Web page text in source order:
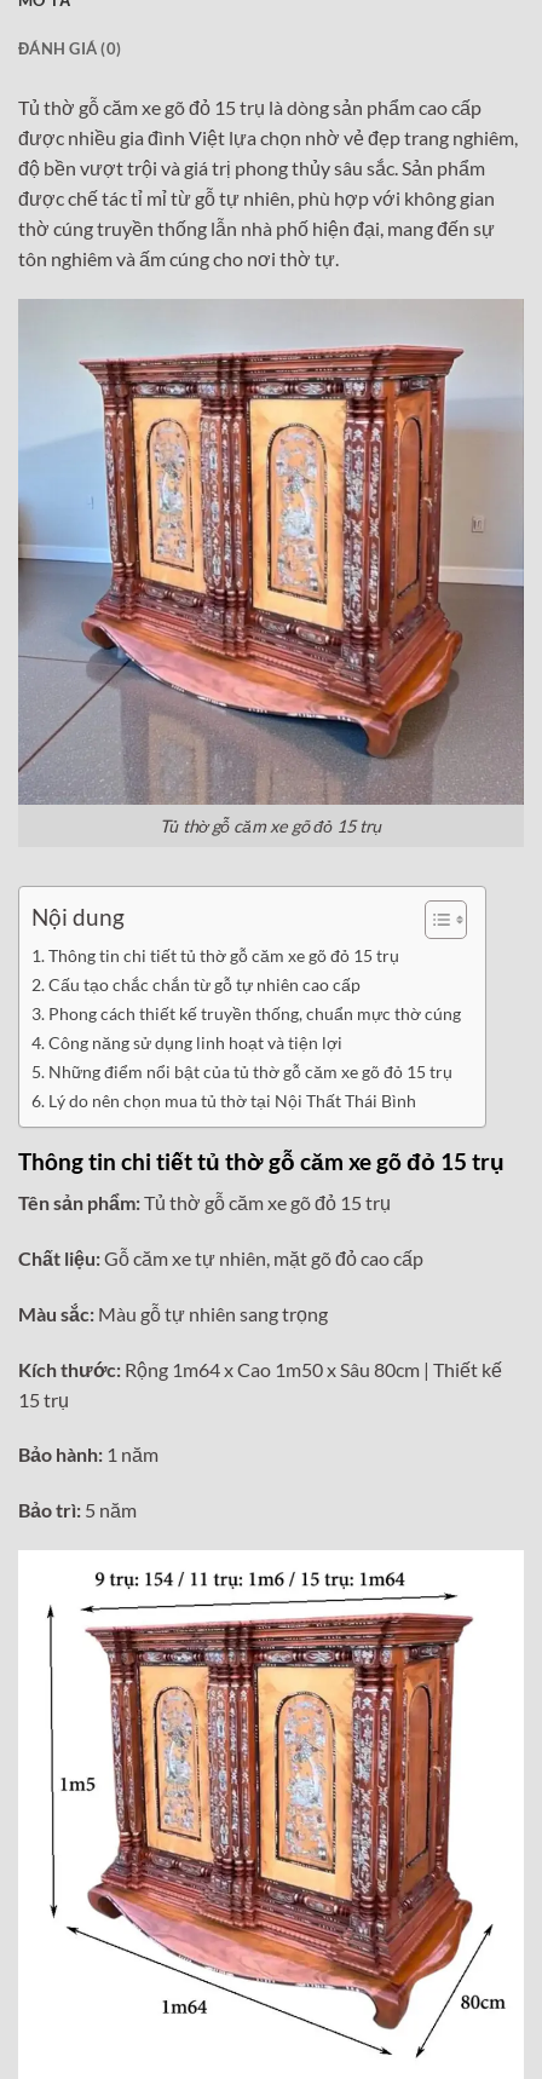
ĐÁNH GIÁ (0)
Tủ thờ gỗ căm xe gõ đỏ 15 trụ là dòng sản phẩm cao cấp
được nhiều gia đình Việt lựa chọn nhờ vẻ đẹp trang nghiêm,
độ bền vượt trội và giá trị phong thủy sâu sắc. Sản phẩm
được chế tác tỉ mỉ từ gỗ tự nhiên, phù hợp với không gian
thờ cúng truyền thống lẫn nhà phố hiện đại, mang đến sự
tôn nghiêm và ấm cúng cho nơi thờ tự.
Tủ thờ gỗ căm xe gõ đỏ 15 trụ
Nội dung
Thông tin chi tiết tủ thờ gỗ căm xe gõ đỏ 15 trụ
Cấu tạo chắc chắn từ gỗ tự nhiên cao cấp
Phong cách thiết kế truyền thống, chuẩn mực thờ cúng
Công năng sử dụng linh hoạt và tiện lợi
Những điểm nổi bật của tủ thờ gỗ căm xe gõ đỏ 15 trụ
Lý do nên chọn mua tủ thờ tại Nội Thất Thái Bình
Thông tin chi tiết tủ thờ gỗ căm xe gõ đỏ 15 trụ
Tên sản phẩm:Tủ thờ gỗ căm xe gõ đỏ 15 trụ
Chất liệu:Gỗ căm xe tự nhiên, mặt gõ đỏ cao cấp
Màu sắc: Màu gỗ tự nhiên sang trọng
Kích thước: Rộng 1m64 x Cao 1m50 x Sâu 80cm | Thiết kế
15 trụ
Bảo hành: 1 năm
Bảo trì: 5 năm